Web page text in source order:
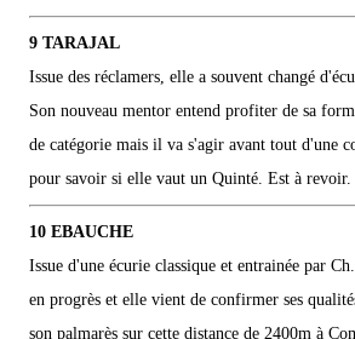
9 TARAJAL
Issue des réclamers, elle a souvent changé
Son nouveau mentor entend profiter de sa
de catégorie mais il va s'agir avant tout d'une
pour savoir si elle vaut un Quinté. Est à revoir.
10 EBAUCHE
Issue d'une écurie classique et entrainée par
en progrès et elle vient de confirmer ses
son palmarès sur cette distance de 2400m à